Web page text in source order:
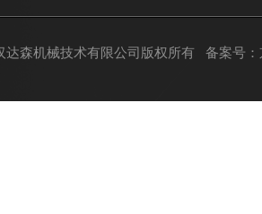
达森机械技术有限公司版权所有 备案号：